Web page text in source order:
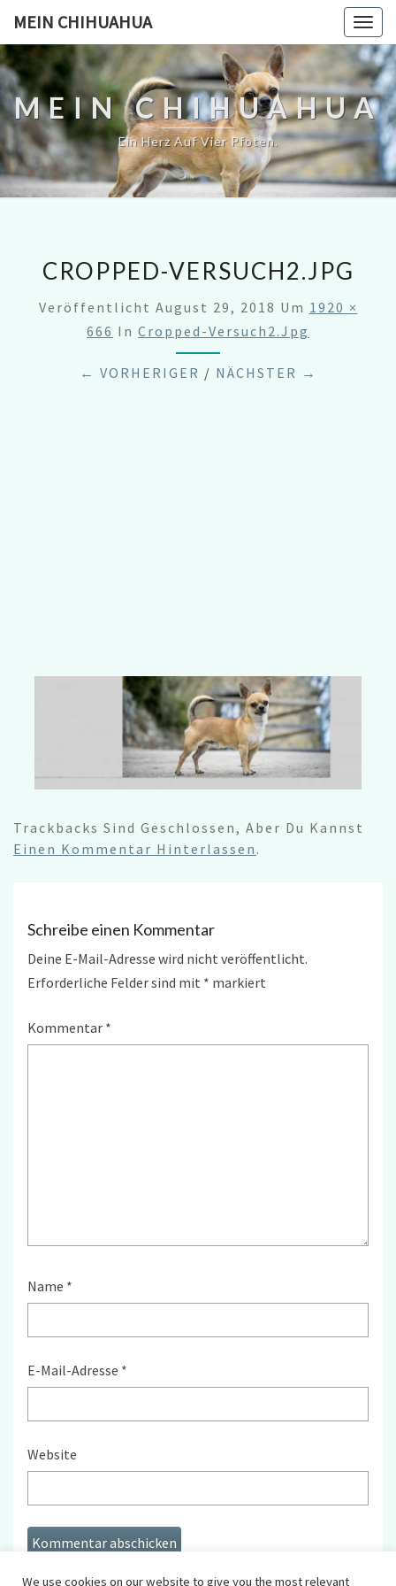
MEIN CHIHUAHUA
MEIN CHIHUAHUA
Ein Herz Auf Vier Pfoten.
CROPPED-VERSUCH2.JPG
Veröffentlicht August 29, 2018 Um 1920 ×
666 In Cropped-Versuch2.jpg
← VORHERIGER / NÄCHSTER →
Trackbacks Sind Geschlossen, Aber Du Kannst
Einen Kommentar Hinterlassen .
Schreibe einen Kommentar
Deine E-Mail-Adresse wird nicht veröffentlicht.
Erforderliche Felder sind mit * markiert
Kommentar *
Name *
E-Mail-Adresse *
Website
We use cookies on our website to give you the most relevant